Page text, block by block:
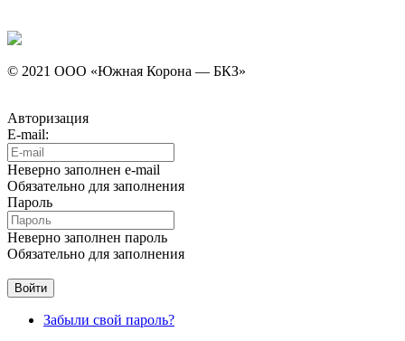
© 2021 ООО «Южная Корона — БКЗ»
Авторизация
E-mail:
Неверно заполнен e-mail
Обязательно для заполнения
Пароль
Неверно заполнен пароль
Обязательно для заполнения
Забыли свой пароль?